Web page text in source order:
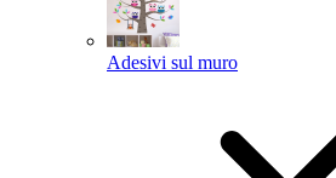
Adesivi sul muro